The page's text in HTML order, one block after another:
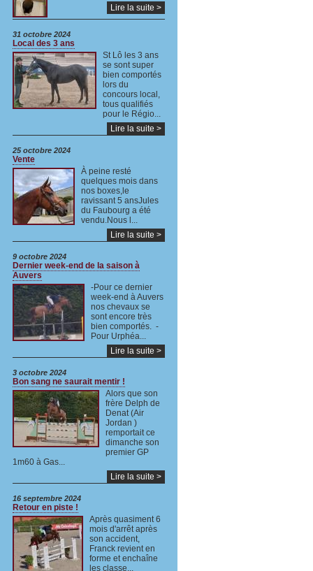
Lire la suite >
31 octobre 2024
Local des 3 ans
St Lô les 3 ans
se sont super
bien comportés
lors du
concours local,
tous qualifiés
pour le Régio...
Lire la suite >
25 octobre 2024
Vente
À peine resté
quelques mois dans
nos boxes,le
ravissant 5 ansJules
du Faubourg a été
vendu.Nous l...
Lire la suite >
9 octobre 2024
Dernier week-end de la saison à
Auvers
-Pour ce dernier
week-end à Auvers
nos chevaux se
sont encore très
bien comportés. -
Pour Urphéa...
Lire la suite >
3 octobre 2024
Bon sang ne saurait mentir !
Alors que son
frère Delph de
Denat (Air
Jordan )
remportait ce
dimanche son
premier GP
1m60 à Gas...
Lire la suite >
16 septembre 2024
Retour en piste !
Après quasiment 6
mois d'arrêt après
son accident,
Franck revient en
forme et enchaîne
les classe...